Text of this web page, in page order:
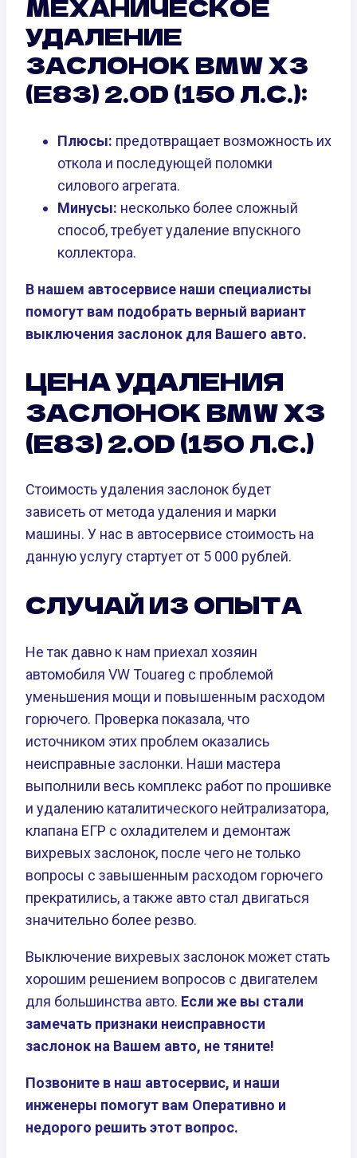
МЕХАНИЧЕСКОЕ
УДАЛЕНИЕ
ЗАСЛОНОК BMW X3
(E83) 2.0D (150 Л.С.):
Плюсы: предотвращает возможность их
откола и последующей поломки
силового агрегата.
Минусы: несколько более сложный
способ, требует удаление впускного
коллектора.
В нашем автосервисе наши специалисты
помогут вам подобрать верный вариант
выключения заслонок для Вашего авто.
ЦЕНА УДАЛЕНИЯ
ЗАСЛОНОК BMW X3
(E83) 2.0D (150 Л.С.)
Стоимость удаления заслонок будет
зависеть от метода удаления и марки
машины. У нас в автосервисе стоимость на
данную услугу стартует от 5 000 рублей.
СЛУЧАЙ ИЗ ОПЫТА
Не так давно к нам приехал хозяин
автомобиля VW Touareg с проблемой
уменьшения мощи и повышенным расходом
горючего. Проверка показала, что
источником этих проблем оказались
неисправные заслонки. Наши мастера
выполнили весь комплекс работ по прошивке
и удалению каталитического нейтрализатора,
клапана ЕГР с охладителем и демонтаж
вихревых заслонок, после чего не только
вопросы с завышенным расходом горючего
прекратились, а также авто стал двигаться
значительно более резво.
Выключение вихревых заслонок может стать
хорошим решением вопросов с двигателем
для большинства авто. Если же вы стали
замечать признаки неисправности
заслонок на Вашем авто, не тяните!
Позвоните в наш автосервис, и наши
инженеры помогут вам Оперативно и
недорого решить этот вопрос.